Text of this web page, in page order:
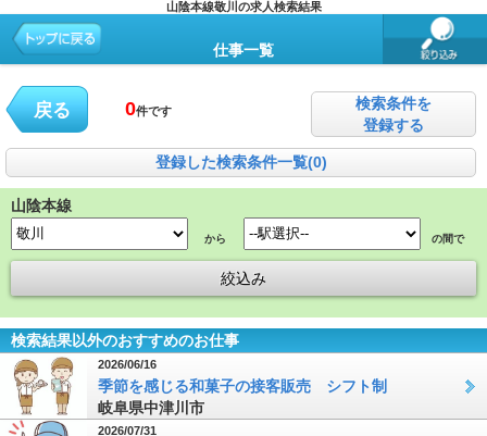
山陰本線敬川の求人検索結果
仕事一覧
戻る 0件です
検索条件を
登録する
登録した検索条件一覧(0)
山陰本線
から の間で
検索結果以外のおすすめのお仕事
2026/06/16
季節を感じる和菓子の接客販売 シフト制
岐阜県中津川市
2026/07/31